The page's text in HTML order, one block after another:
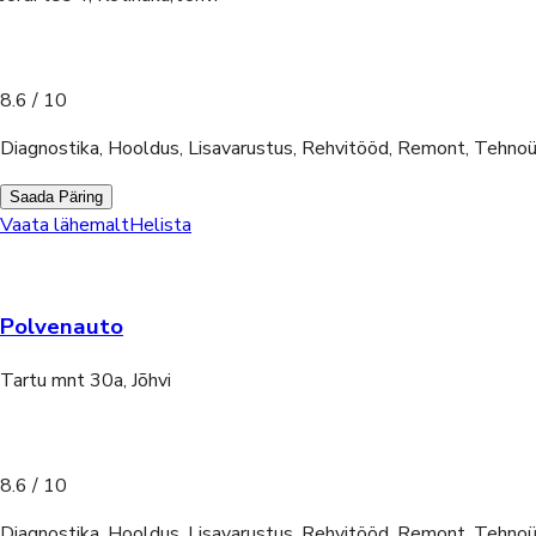
8.6 / 10
Diagnostika, Hooldus, Lisavarustus, Rehvitööd, Remont,
Saada Päring
Vaata lähemaltHelista
Polvenauto
Tartu mnt 30a, Jõhvi
8.6 / 10